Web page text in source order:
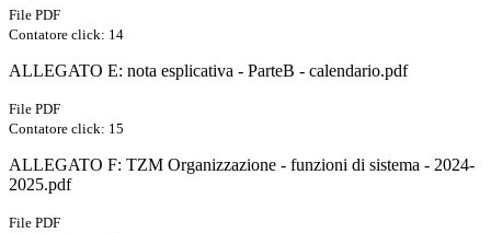
File PDF
Contatore click: 14
ALLEGATO E: nota esplicativa - ParteB - calendario.pdf
File PDF
Contatore click: 15
ALLEGATO F: TZM Organizzazione - funzioni di sistema - 2024-
2025.pdf
File PDF